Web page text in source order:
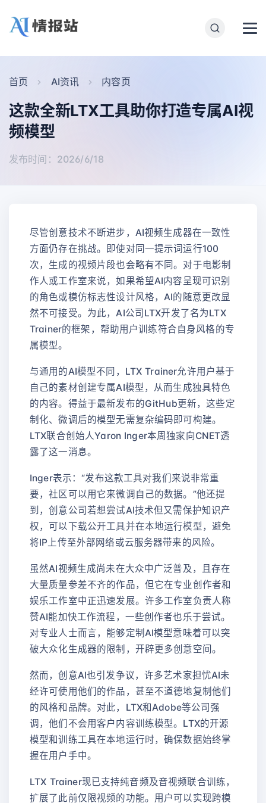
首页 AI资讯 内容页
这款全新LTX工具助你打造专属AI视
频模型
发布时间：2026/6/18
尽管创意技术不断进步，AI视频生成器在一致性
方面仍存在挑战。即使对同一提示词运行100
次，生成的视频片段也会略有不同。对于电影制
作人或工作室来说，如果希望AI内容呈现可识别
的角色或模仿标志性设计风格，AI的随意更改显
然不可接受。为此，AI公司LTX开发了名为LTX
Trainer的框架，帮助用户训练符合自身风格的专
属模型。
与通用的AI模型不同，LTX Trainer允许用户基于
自己的素材创建专属AI模型，从而生成独具特色
的内容。得益于最新发布的GitHub更新，这些定
制化、微调后的模型无需复杂编码即可构建。
LTX联合创始人Yaron Inger本周独家向CNET透
露了这一消息。
Inger表示：“发布这款工具对我们来说非常重
要，社区可以用它来微调自己的数据。”他还提
到，创意公司若想尝试AI技术但又需保护知识产
权，可以下载公开工具并在本地运行模型，避免
将IP上传至外部网络或云服务器带来的风险。
虽然AI视频生成尚未在大众中广泛普及，且存在
大量质量参差不齐的作品，但它在专业创作者和
娱乐工作室中正迅速发展。许多工作室负责人称
赞AI能加快工作流程，一些创作者也乐于尝试。
对专业人士而言，能够定制AI模型意味着可以突
破大众化生成器的限制，开辟更多创意空间。
然而，创意AI也引发争议，许多艺术家担忧AI未
经许可使用他们的作品，甚至不道德地复制他们
的风格和品牌。对此，LTX和Adobe等公司强
调，他们不会用客户内容训练模型。LTX的开源
模型和训练工具在本地运行时，确保数据始终掌
握在用户手中。
LTX Trainer现已支持纯音频及音视频联合训练，
扩展了此前仅限视频的功能。用户可以实现跨模